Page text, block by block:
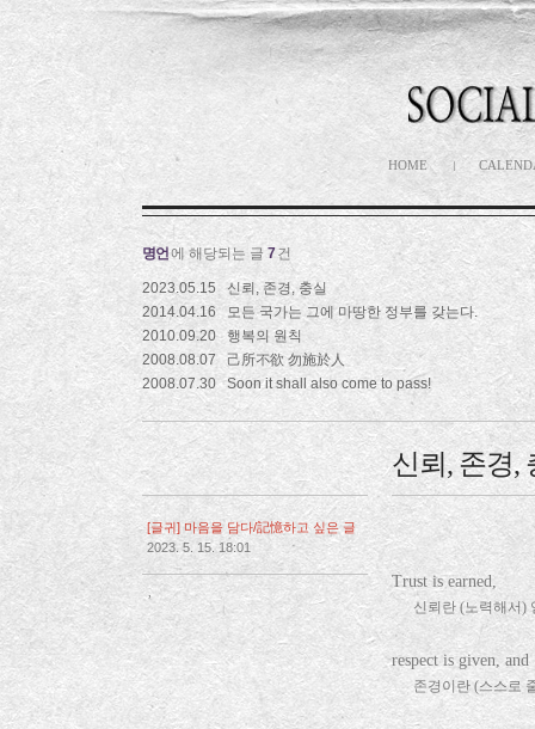
HOME
명언에 해당되는 글 7 건
2023.05.15
신뢰, 존경, 충실
2014.04.16
모든 국가는 그에 마땅한 정부를 갖는다.
2010.09.20
행복의 원칙
2008.08.07
己所不欲 勿施於人
2008.07.30
Soon it shall also come to pass!
[글귀] 마음을 담다/記憶하고 싶은 글
2023. 5. 15. 18:01
,
신뢰, 존경,
Trust is earned,
신뢰란 (노력해서)
respect is given, and
존경이란 (스스로 줄